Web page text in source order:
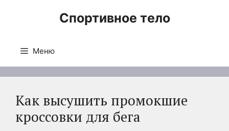
Спортивное тело
Меню
Как высушить промокшие
кроссовки для бега